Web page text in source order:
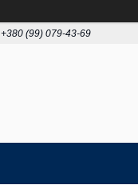
+380 (99) 079-43-69